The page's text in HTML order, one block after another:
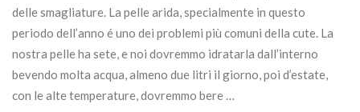
delle smagliature. La pelle arida, specialmente in questo
periodo dell’anno é uno dei problemi più comuni della cute. La
nostra pelle ha sete, e noi dovremmo idratarla dall’interno
bevendo molta acqua, almeno due litri il giorno, poi d’estate,
con le alte temperature, dovremmo bere …